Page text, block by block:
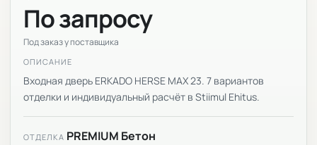
По запросу
Под заказ у поставщика
ОПИСАНИЕ
Входная дверь ERKADO HERSE MAX 23. 7 вариантов
отделки и индивидуальный расчёт в Stiimul Ehitus.
ОТДЕЛКА PREMIUM Бетон